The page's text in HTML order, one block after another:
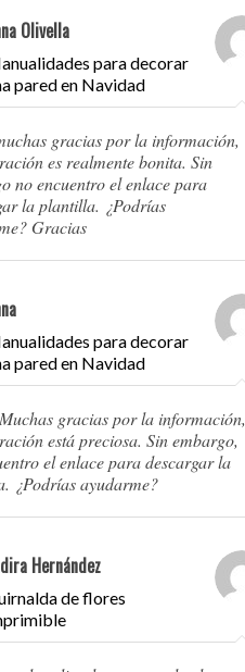
Olivella
para decorar
pared en Navidad
gracias por la información,
es realmente bonita. Sin
no encuentro el enlace para
la plantilla. ¿Podrías
Gracias
para decorar
pared en Navidad
gracias por la información,
está preciosa. Sin embargo,
el enlace para descargar la
¿Podrías ayudarme?
Hernández
de flores